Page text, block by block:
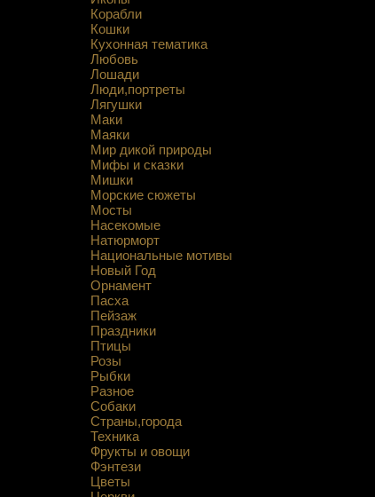
Корабли
Кошки
Кухонная тематика
Любовь
Лошади
Люди,портреты
Лягушки
Маки
Маяки
Мир дикой природы
Мифы и сказки
Мишки
Морские сюжеты
Мосты
Насекомые
Натюрморт
Национальные мотивы
Новый Год
Орнамент
Пасха
Пейзаж
Праздники
Птицы
Розы
Рыбки
Разное
Собаки
Страны,города
Техника
Фрукты и овощи
Фэнтези
Цветы